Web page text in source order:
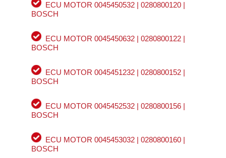
ECU MOTOR 0045450532 | 0280800120 |
BOSCH
ECU MOTOR 0045450632 | 0280800122 |
BOSCH
ECU MOTOR 0045451232 | 0280800152 |
BOSCH
ECU MOTOR 0045452532 | 0280800156 |
BOSCH
ECU MOTOR 0045453032 | 0280800160 |
BOSCH